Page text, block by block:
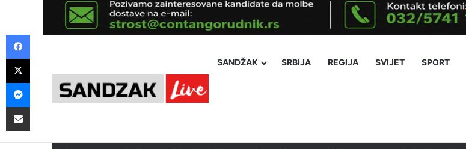
SANDŽAK SRBIJA REGIJA SVIJET SPORT
Facebook
X
Messenger
Pošalji preko E-Maila